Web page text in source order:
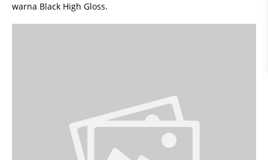
warna Black High Gloss.